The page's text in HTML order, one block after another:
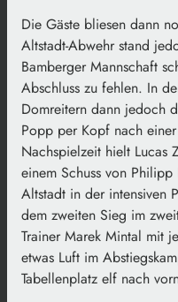
Die Gäste bliesen dann
Altstadt-Abwehr stand
Bamberger Mannschaft
Abschluss zu fehlen. In
Domreitern dann jedoch
Popp per Kopf nach
Nachspielzeit hielt Lucas
einem Schuss von
Altstadt in der intensiven
dem zweiten Sieg im
Trainer Marek Mintal mit
etwas Luft im
Tabellenplatz elf nach